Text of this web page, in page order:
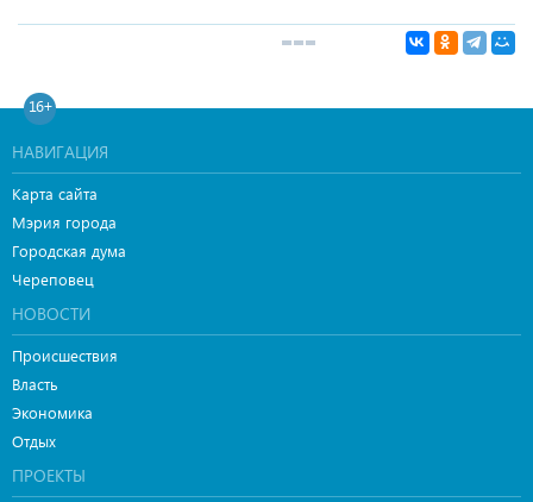
16+
НАВИГАЦИЯ
Карта сайта
Мэрия города
Городская дума
Череповец
НОВОСТИ
Происшествия
Власть
Экономика
Отдых
ПРОЕКТЫ